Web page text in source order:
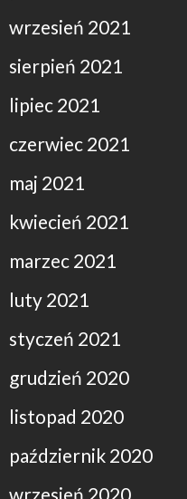
wrzesień 2021
sierpień 2021
lipiec 2021
czerwiec 2021
maj 2021
kwiecień 2021
marzec 2021
luty 2021
styczeń 2021
grudzień 2020
listopad 2020
październik 2020
wrzesień 2020